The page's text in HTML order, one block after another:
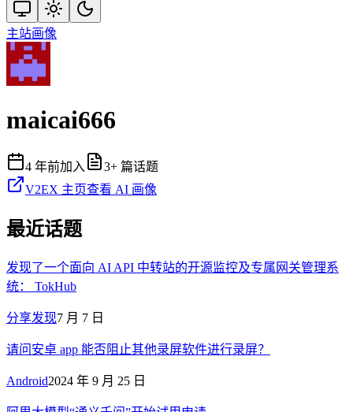
主站画像
maicai666
4 年前加入 3+ 篇话题
V2EX 主页查看 AI 画像
最近话题
发现了一个面向 AI API 中转站的开源监控及专属网关管理系
统： TokHub
分享发现7 月 7 日
请问安卓 app 能否阻止其他录屏软件进行录屏？
Android2024 年 9 月 25 日